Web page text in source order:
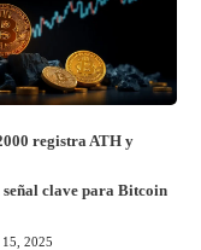
registra ATH y
clave para Bitcoin
2025